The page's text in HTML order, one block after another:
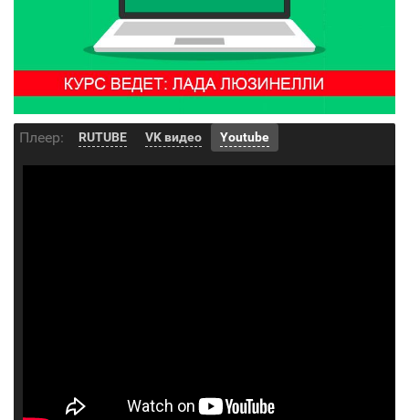
Плеер: RUTUBE VK видео Youtube